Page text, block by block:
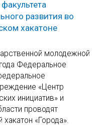
развития во
хакатоне
молодежной
Федеральное
«Центр
инициатив» и
проводят
«Города».